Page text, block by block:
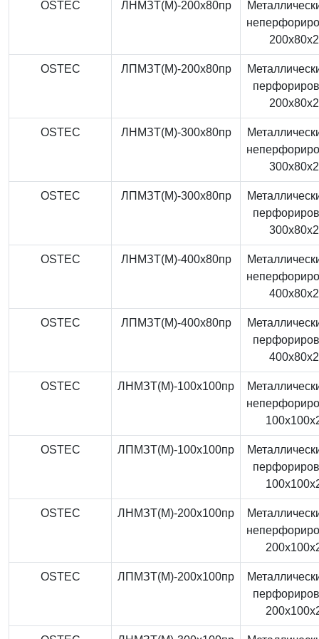
OSTEC ЛНМЗТ(М)-200x80пр
OSTEC ЛПМЗТ(М)-200x80пр
OSTEC ЛНМЗТ(М)-300x80пр
OSTEC ЛПМЗТ(М)-300x80пр
OSTEC ЛНМЗТ(М)-400x80пр
OSTEC ЛПМЗТ(М)-400x80пр
OSTEC ЛНМЗТ(М)-100x100пр
OSTEC ЛПМЗТ(М)-100x100пр
OSTEC ЛНМЗТ(М)-200x100пр
OSTEC ЛПМЗТ(М)-200x100пр